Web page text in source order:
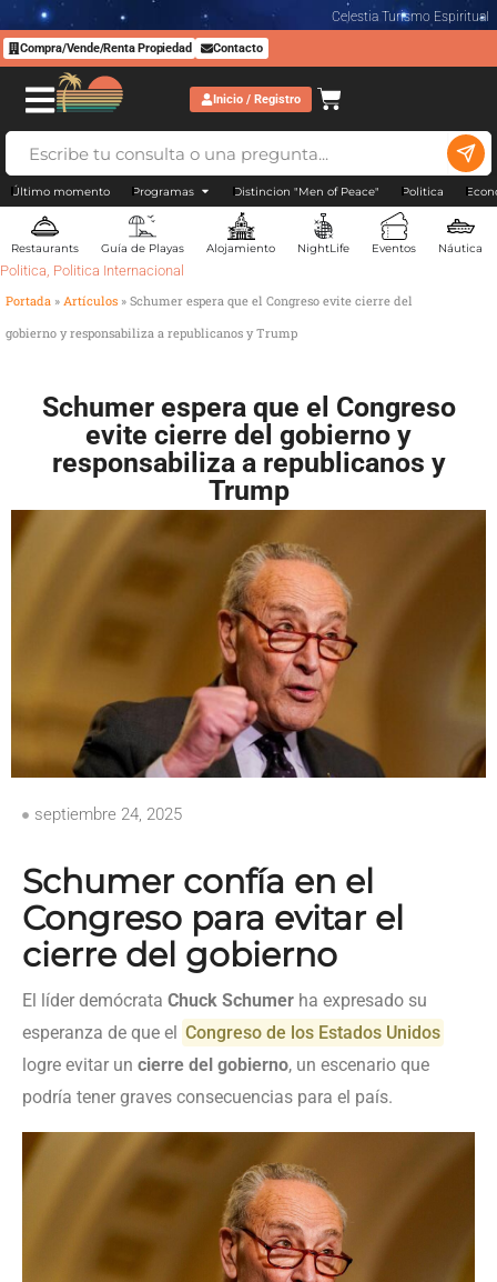
Celestia Turismo Espiritual
Compra/Vende/Renta Propiedad Contacto
Inicio / Registro
Último momento Programas Distincion "Men of Peace" Politica
Restaurants Guía de Playas Alojamiento NightLife Eventos Náutica
Politica, Politica Internacional
Portada » Artículos » Schumer espera que el Congreso evite cierre del
gobierno y responsabiliza a republicanos y Trump
Schumer espera que el Congreso
evite cierre del gobierno y
responsabiliza a republicanos y
Trump
septiembre 24, 2025
Schumer confía en el
Congreso para evitar el
cierre del gobierno
El líder demócrata Chuck Schumer ha expresado su
esperanza de que el Congreso de los Estados Unidos
logre evitar un cierre del gobierno, un escenario que
podría tener graves consecuencias para el país.